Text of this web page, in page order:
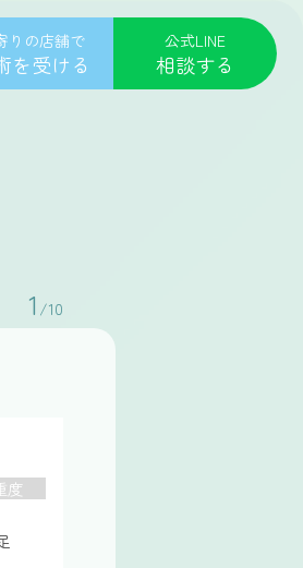
りの店舗で
を受ける
公式LINE
相談する
度
1 /10